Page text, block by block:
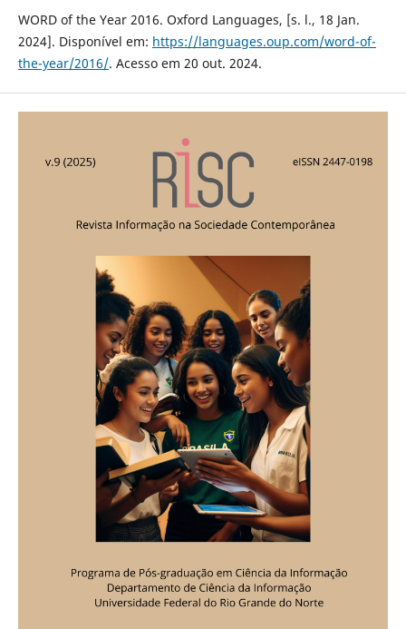
WORD of the Year 2016. Oxford Languages, [s. l., 18 Jan.
2024]. Disponível em: https://languages.oup.com/word-of-
the-year/2016/. Acesso em 20 out. 2024.